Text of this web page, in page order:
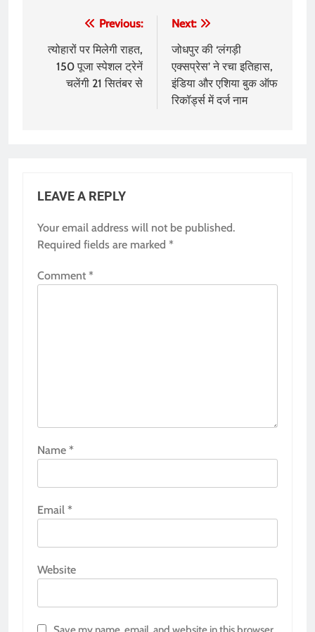
navigation
Previous:
त्योहारों पर मिलेगी राहत,
150 पूजा स्पेशल ट्रेनें
चलेंगी 21 सितंबर से
Next:
जोधपुर की ‘लंगड़ी
एक्सप्रेस’ ने रचा इतिहास,
इंडिया और एशिया बुक ऑफ
रिकॉर्ड्स में दर्ज नाम
LEAVE A REPLY
Your email address will not be published.
Required fields are marked *
Comment *
Name *
Email *
Website